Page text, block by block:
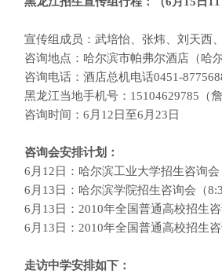
宣传组成员：武培怡、张炜、刘天西
咨询地点：哈尔滨市帕弗尔酒店（哈
咨询电话：酒店总机电话0451-
黑龙江当地手机号： 15104629785 （
咨询时间： 6 月 12 日至6 月 23 日
咨询会安排计划：
6 月 12 日：哈尔滨工业大学招生咨询会
6 月 13 日：哈尔滨学院招生咨询会（
6 月 13 日： 2010年全国普通高校招生
6 月 13 日： 2010年全国普通高校招生
走访中学安排如下：